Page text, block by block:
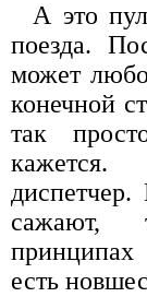
А это
поезда.
может
конечной
так
сажают,
есть